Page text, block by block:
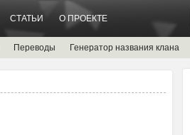
СТАТЬИ О ПРОЕКТЕ
Переводы Генератор названия клана